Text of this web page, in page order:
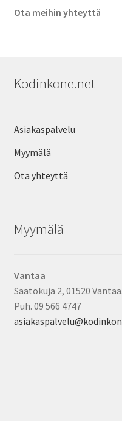
Ota meihin yhteyttä
Kodinkone.net
Asiakaspalvelu
Myymälä
Ota yhteyttä
Myymälä
Vantaa
Säätökuja 2, 01520 Vantaa.
Puh. 09 566 4747